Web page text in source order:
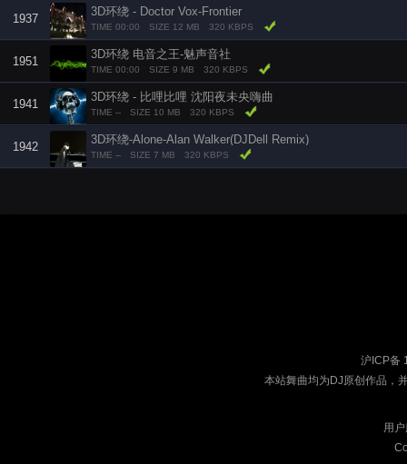
1937
3D环绕 - Doctor Vox-Frontier
TIME 00:00 SIZE 12 MB 320 KBPS
1951
3D环绕 电音之王-魅声音社
TIME 00:00 SIZE 9 MB 320 KBPS
1941
3D环绕 - 比哩比哩 沈阳夜未央嗨曲
TIME -- SIZE 10 MB 320 KBPS
1942
3D环绕-Alone-Alan Walker(DJDell Remix)
TIME -- SIZE 7 MB 320 KBPS
沪ICP备
本站舞曲均为DJ原创作品，
用